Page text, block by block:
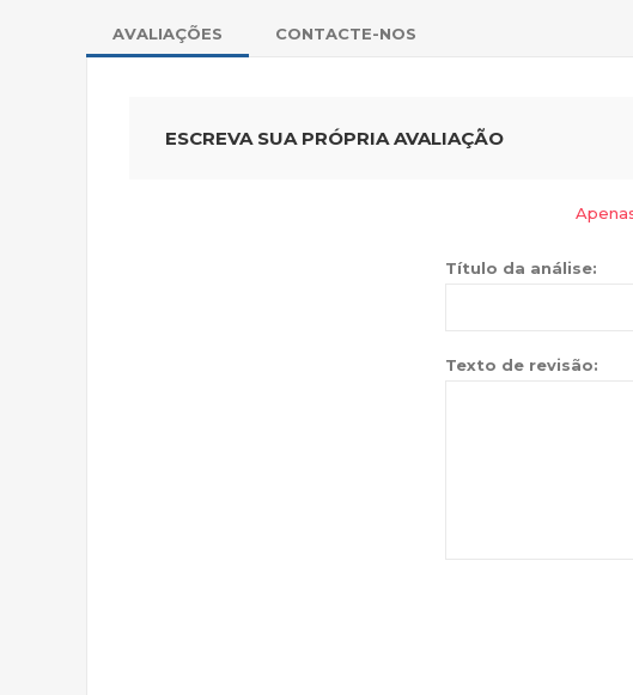
AVALIAÇÕES CONTACTE-NOS
ESCREVA SUA PRÓPRIA AVALIAÇÃO
Título da análise:
Texto de revisão: